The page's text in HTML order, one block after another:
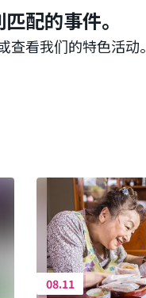
配的事件。
查看我们的特色活动。
08.11